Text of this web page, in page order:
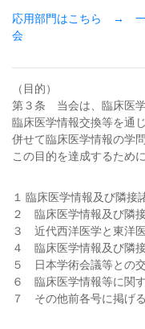
応用部門はこちら → 一
会
（目的）
第３条 当会は、臨床医
臨床医学情報交換等を通
併せて臨床医学情報の学
この目的を達成するため
１ 臨床医学情報及び隣接
２ 臨床医学情報及び隣
３ 近代西洋医学と東洋
４ 臨床医学情報及び隣
５ 日本学術会議等との
６ 臨床医学情報等に関
７ その他前各号に掲げ